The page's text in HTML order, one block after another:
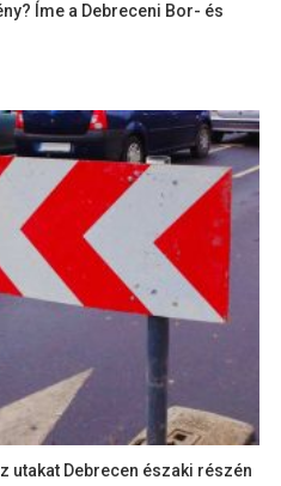
Íme a Debreceni Bor- és
utakat Debrecen északi részén